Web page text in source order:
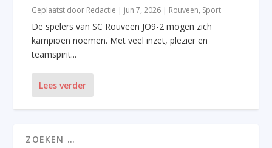
Geplaatst door Redactie | jun 7, 2026 | Rouveen, Sport
De spelers van SC Rouveen JO9-2 mogen zich
kampioen noemen. Met veel inzet, plezier en
teamspirit...
Lees verder